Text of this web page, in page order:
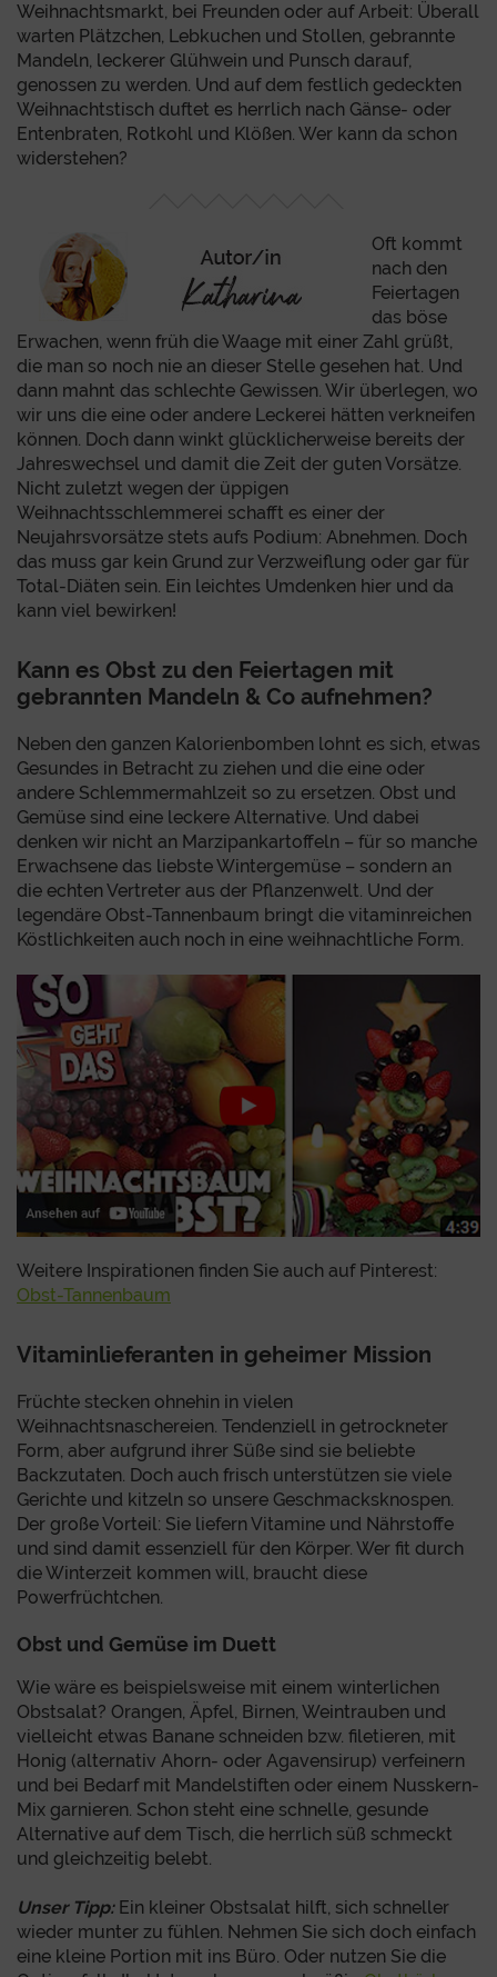
Weihnachtsmarkt, bei Freunden oder auf Arbeit: Überall
warten Plätzchen, Lebkuchen und Stollen, gebrannte
Mandeln, leckerer Glühwein und Punsch darauf,
genossen zu werden. Und auf dem festlich gedeckten
Weihnachtstisch duftet es herrlich nach Gänse- oder
Entenbraten, Rotkohl und Klößen. Wer kann da schon
widerstehen?
Oft kommt
nach den
Feiertagen
das böse
Erwachen, wenn früh die Waage mit einer Zahl grüßt,
die man so noch nie an dieser Stelle gesehen hat. Und
dann mahnt das schlechte Gewissen. Wir überlegen, wo
wir uns die eine oder andere Leckerei hätten verkneifen
können. Doch dann winkt glücklicherweise bereits der
Jahreswechsel und damit die Zeit der guten Vorsätze.
Nicht zuletzt wegen der üppigen
Weihnachtsschlemmerei schafft es einer der
Neujahrsvorsätze stets aufs Podium: Abnehmen. Doch
das muss gar kein Grund zur Verzweiflung oder gar für
Total-Diäten sein. Ein leichtes Umdenken hier und da
kann viel bewirken!
Kann es Obst zu den Feiertagen mit
gebrannten Mandeln & Co aufnehmen?
Neben den ganzen Kalorienbomben lohnt es sich, etwas
Gesundes in Betracht zu ziehen und die eine oder
andere Schlemmermahlzeit so zu ersetzen. Obst und
Gemüse sind eine leckere Alternative. Und dabei
denken wir nicht an Marzipankartoffeln – für so manche
Erwachsene das liebste Wintergemüse – sondern an
die echten Vertreter aus der Pflanzenwelt. Und der
legendäre Obst-Tannenbaum bringt die vitaminreichen
Köstlichkeiten auch noch in eine weihnachtliche Form.
Weitere Inspirationen finden Sie auch auf Pinterest:
Obst-Tannenbaum
Vitaminlieferanten in geheimer Mission
Früchte stecken ohnehin in vielen
Weihnachtsnaschereien. Tendenziell in getrockneter
Form, aber aufgrund ihrer Süße sind sie beliebte
Backzutaten. Doch auch frisch unterstützen sie viele
Gerichte und kitzeln so unsere Geschmacksknospen.
Der große Vorteil: Sie liefern Vitamine und Nährstoffe
und sind damit essenziell für den Körper. Wer fit durch
die Winterzeit kommen will, braucht diese
Powerfrüchtchen.
Obst und Gemüse im Duett
Wie wäre es beispielsweise mit einem winterlichen
Obstsalat? Orangen, Äpfel, Birnen, Weintrauben und
vielleicht etwas Banane schneiden bzw. filetieren, mit
Honig (alternativ Ahorn- oder Agavensirup) verfeinern
und bei Bedarf mit Mandelstiften oder einem Nusskern-
Mix garnieren. Schon steht eine schnelle, gesunde
Alternative auf dem Tisch, die herrlich süß schmeckt
und gleichzeitig belebt.
Unser Tipp: Ein kleiner Obstsalat hilft, sich schneller
wieder munter zu fühlen. Nehmen Sie sich doch einfach
eine kleine Portion mit ins Büro. Oder nutzen Sie die